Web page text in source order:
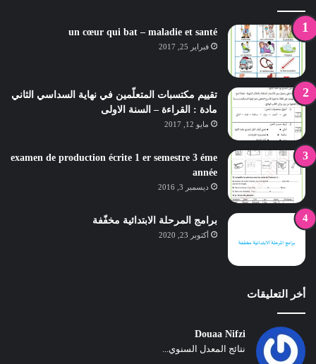
un cœur qui bat – maladie et santé
فبراير 25, 2017
تقييم مكتسبات المتعلّمين في نهاية السداسي الثاني
مادة : القراءة – السنة الاولى
مايو 12, 2017
examen de production écrite 1 er semestre 3 éme
année
ديسمبر 3, 2016
برامج المرحلة الابتدائية مخفّفة
أكتوبر 23, 2020
أخر التعليقات
Douaa Nifzi
نتائج المعدل السنوي...